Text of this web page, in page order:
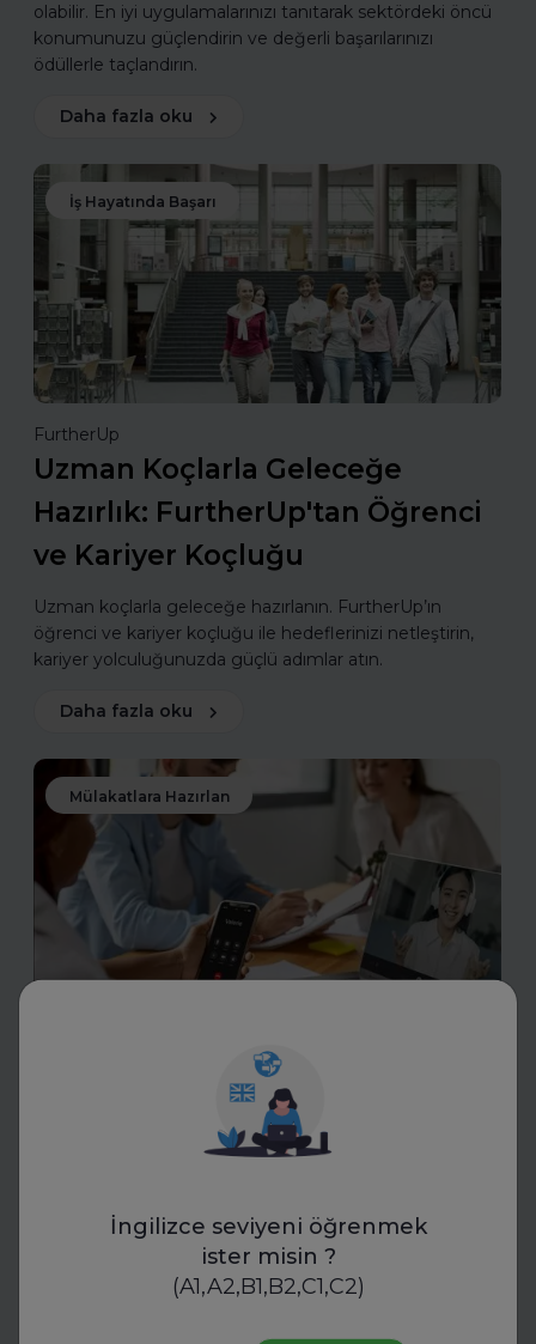
İngilizce seviyeni öğrenmek
ister misin ?
(A1,A2,B1,B2,C1,C2)
olabilir. En iyi uygulamalarınızı tanıtarak sektördeki öncü
konumunuzu güçlendirin ve değerli başarılarınızı
ödüllerle taçlandırın.
Daha fazla oku
İş Hayatında Başarı
FurtherUp
Uzman Koçlarla Geleceğe
Hazırlık: FurtherUp'tan Öğrenci
ve Kariyer Koçluğu
Uzman koçlarla geleceğe hazırlanın. FurtherUp’ın
öğrenci ve kariyer koçluğu ile hedeflerinizi netleştirin,
kariyer yolculuğunuzda güçlü adımlar atın.
Daha fazla oku
Mülakatlara Hazırlan
İK Mülakatlarında Yeni Dönem:
Yapay Zekâ ile Transkript
Standartları
süreçlerinde yeni bir döneme giriyor. Bu teknoloji,
objektif değerlendirme ve standartlaşmayı mümkün